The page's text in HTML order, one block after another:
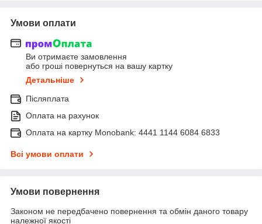
Умови оплати
Ви отримаєте замовлення
або гроші повернуться на вашу картку
Детальніше
Післяплата
Оплата на рахунок
Оплата на картку Monobank: 4441 1144 6084 6833
Всі умови оплати
Умови повернення
Законом не передбачено повернення та обмін даного товару
належної якості